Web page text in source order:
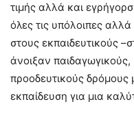
τιμής αλλά και
όλες τις υπόλοιπες
στους εκπαιδευτικούς
άνοιξαν παιδαγωγικούς,
προοδευτικούς δρόμους
εκπαίδευση για μια